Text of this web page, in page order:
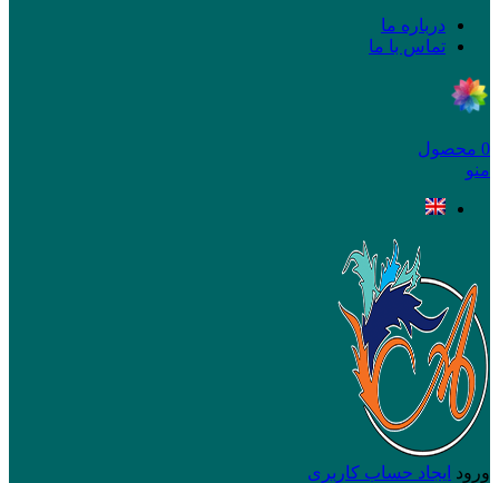
درباره ما
تماس با ما
0 محصول
منو
ورود ایجاد حساب کاربری